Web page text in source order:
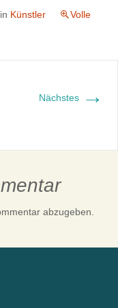
in Künstler
Volle
Nächstes →
abzugeben.